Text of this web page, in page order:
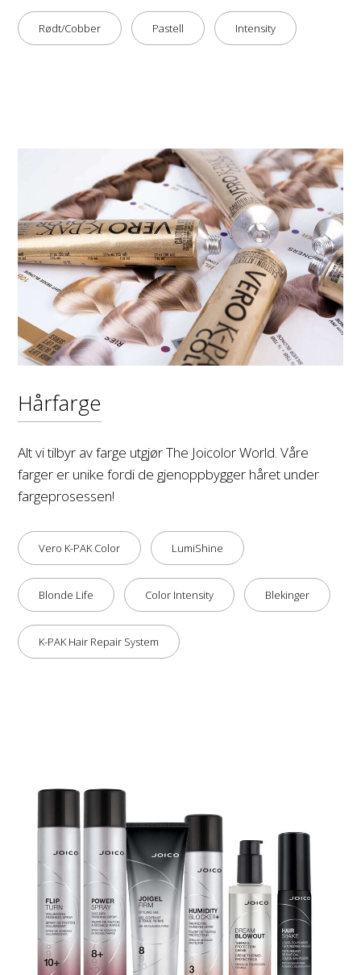
Rødt/Cobber Pastell Intensity
Hårfarge
Alt vi tilbyr av farge utgjør The Joicolor World. Våre
farger er unike fordi de gjenoppbygger håret under
fargeprosessen!
Vero K-PAK Color LumiShine
Blonde Life Color Intensity Blekinger
K-PAK Hair Repair System